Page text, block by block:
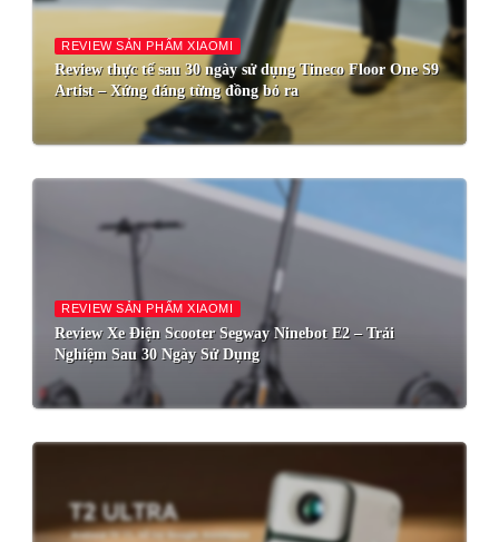
REVIEW SẢN PHẨM XIAOMI
Review thực tế sau 30 ngày sử dụng Tineco Floor One S9
Artist – Xứng đáng từng đồng bỏ ra
REVIEW SẢN PHẨM XIAOMI
Review Xe Điện Scooter Segway Ninebot E2 – Trải
Nghiệm Sau 30 Ngày Sử Dụng